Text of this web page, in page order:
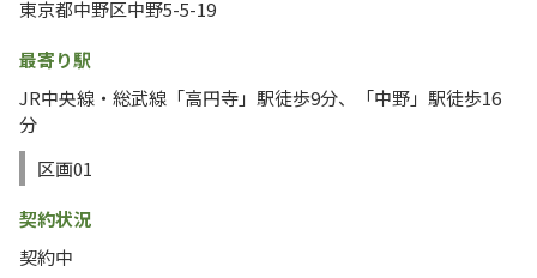
東京都中野区中野5-5-19
最寄り駅
JR中央線・総武線「高円寺」駅徒歩9分、「中野」駅徒歩16
分
区画01
契約状況
契約中